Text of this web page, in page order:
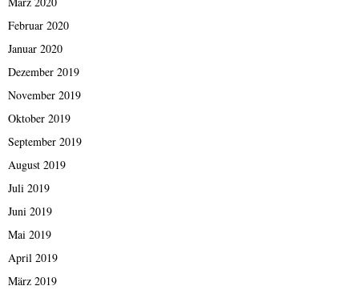
Februar 2020
Januar 2020
Dezember 2019
November 2019
Oktober 2019
September 2019
August 2019
Juli 2019
Juni 2019
Mai 2019
April 2019
März 2019